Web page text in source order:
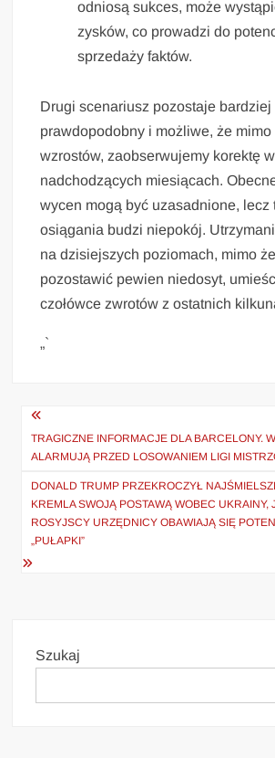
odniosą sukces, może
zysków, co prowadzi do
sprzedaży faktów.
Drugi scenariusz pozostaje bardziej
prawdopodobny i możliwe, że mimo
wzrostów, zaobserwujemy korektę w
nadchodzących miesiącach.
wycen mogą być uzasadnione, lecz
osiągania budzi niepokój.
na dzisiejszych poziomach, mimo
pozostawić pewien niedosyt,
czołówce zwrotów z ostatnich
„`
Nawigacja
wpisu
TRAGICZNE INFORMACJE DLA BARCELONY.
ALARMUJĄ PRZED LOSOWANIEM LIGI
DONALD TRUMP PRZEKROCZYŁ
KREMLA SWOJĄ POSTAWĄ WOBEC UKRAINY,
ROSYJSCY URZĘDNICY OBAWIAJĄ SIĘ
„PUŁAPKI”
Szukaj